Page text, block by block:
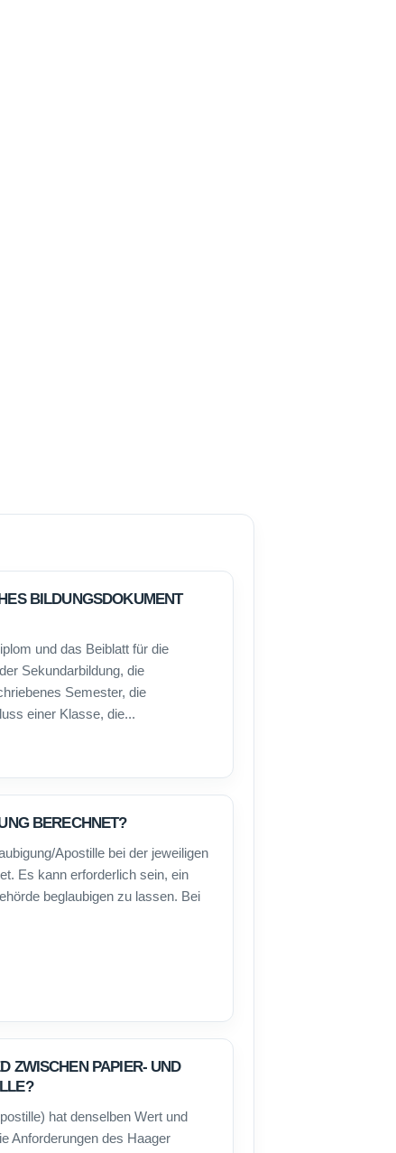
BILDUNGSDOKUMENT
und das Beiblatt für die
Sekundarbildung, die
Semester, die
einer Klasse, die...
BERECHNET?
Apostille bei der jeweiligen
Es kann erforderlich sein, ein
beglaubigen zu lassen. Bei
ZWISCHEN PAPIER- UND
hat denselben Wert und
Anforderungen des Haager